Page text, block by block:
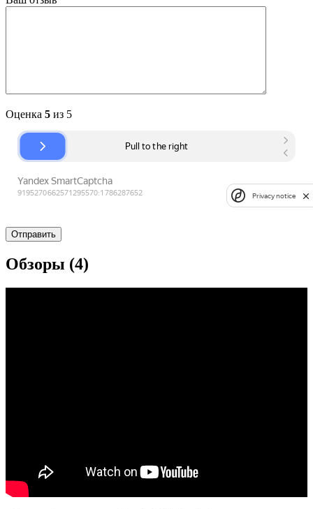
Оценка 5 из 5
Обзоры (4)
Privacy notice